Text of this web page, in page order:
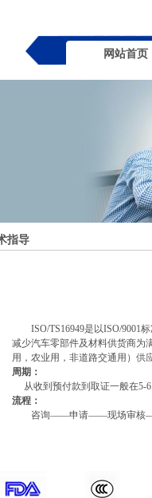
网站首页
指导
ISO/TS16949是以ISO/9001
减少汽车零部件及材料供货商为
用，农业用，非道路交通用） 供
周期：
从收到预付款到取证一般在5-6
流程：
咨询——申请——现场审核